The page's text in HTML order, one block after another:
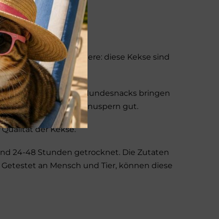
Fisch. Das besondere: diese Kekse sind
Diese feinen Hundesnacks bringen
einfach zum Verknuspern gut.
der Kekse.
24-48 Stunden getrocknet. Die Zutaten
an Mensch und Tier, können diese